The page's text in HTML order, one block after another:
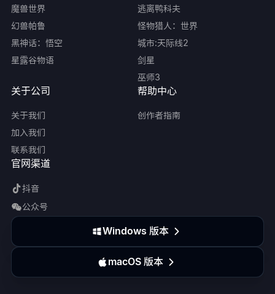
魔兽世界
幻兽帕鲁
黑神话：悟空
星露谷物语
逃离鸭科夫
怪物猎人：世界
城市:天际线2
剑星
巫师3
关于公司
关于我们
加入我们
联系我们
帮助中心
创作者指南
官网渠道
抖音
公众号
Windows 版本
macOS 版本